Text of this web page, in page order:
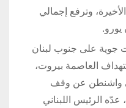
وترفع إجمالي
جوية على جنوب لبنان
العاصمة بيروت،
واشنطن عن وقف
عدّه الرئيس اللبناني